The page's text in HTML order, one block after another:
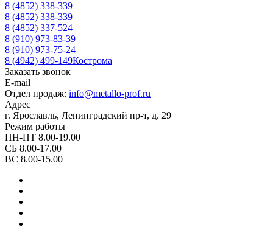
8 (4852) 338-339
8 (4852) 338-339
8 (4852) 337-524
8 (910) 973-83-39
8 (910) 973-75-24
8 (4942) 499-149Кострома
Заказать звонок
E-mail
Отдел продаж: info@metallo-prof.ru
Адрес
г. Ярославль, Ленинградский пр-т, д. 29
Режим работы
ПН-ПТ 8.00-19.00
СБ 8.00-17.00
ВС 8.00-15.00